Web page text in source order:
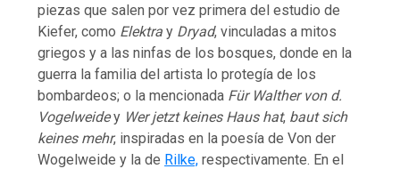
piezas que salen por vez primera del estudio de
Kiefer, como Elektray Dryad, vinculadas a mitos
griegos y a las ninfas de los bosques, donde en la
guerra la familia del artista lo protegía de los
bombardeos; o la mencionada Für Walther von d.
Vogelweidey Wer jetzt keines Haus hat, baut sich
keines mehr, inspiradas en la poesía de Von der
Wogelweide y la de Rilke, respectivamente. En el